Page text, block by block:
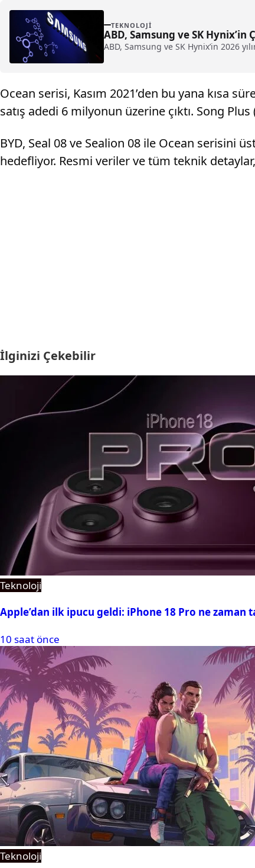
TEKNOLOJI
ABD, Samsung ve SK Hynix’in
ABD, Samsung ve SK Hynix’in 2026
Ocean serisi, Kasım 2021’den bu yana kısa
satış adedi 6 milyonun üzerine çıktı. Song
BYD, Seal 08 ve Sealion 08 ile Ocean serisini
hedefliyor. Resmi veriler ve tüm teknik
İlginizi Çekebilir
Teknoloji
Apple’dan ilk ipucu geldi: iPhone 18 Pro ne zaman
10 saat önce
Teknoloji